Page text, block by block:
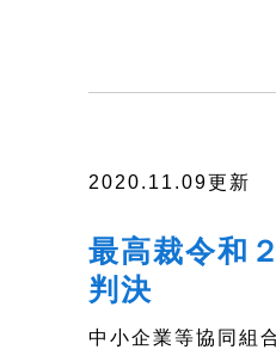
2020.11.09更新
最高裁令和
判決
中小企業等協同組